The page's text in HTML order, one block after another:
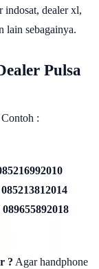
indosat, dealer xl,
lain sebagainya.
Pulsa
Contoh :
? Agar handphone